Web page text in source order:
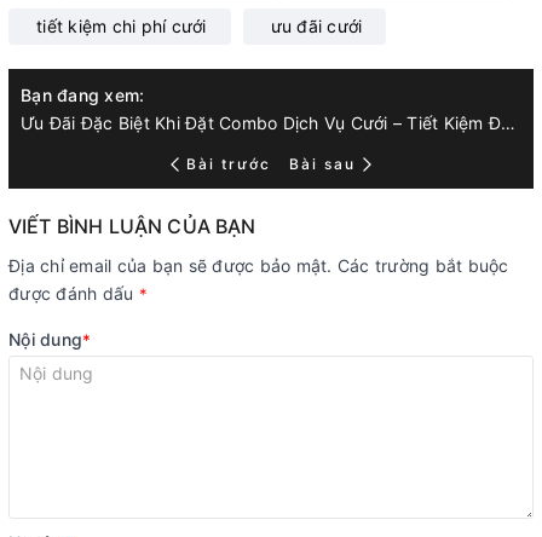
tiết kiệm chi phí cưới ưu đãi cưới
Bạn đang xem:
Ưu Đãi Đặc Biệt Khi Đặt Combo Dịch Vụ Cưới – Tiết Kiệm Đến 30%
Bài trước Bài sau
VIẾT BÌNH LUẬN CỦA BẠN
Địa chỉ email của bạn sẽ được bảo mật. Các trường bắt buộc
được đánh dấu *
Nội dung*